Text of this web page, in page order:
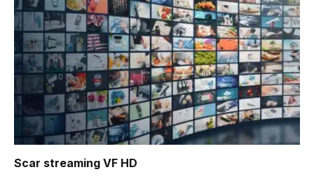
Scar streaming VF HD